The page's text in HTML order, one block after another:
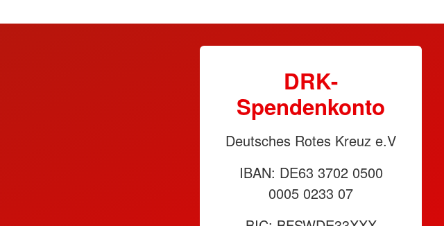
DRK-
Spendenkonto
Deutsches Rotes Kreuz e.V
IBAN: DE63 3702 0500
0005 0233 07